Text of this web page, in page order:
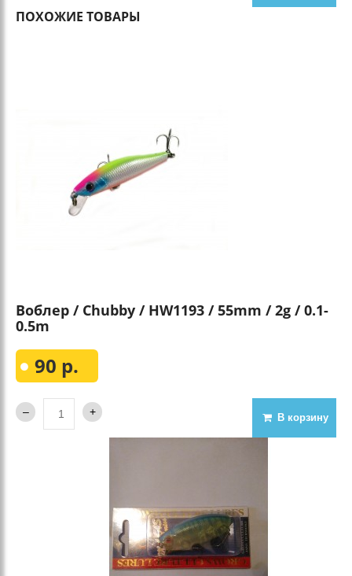
ПОХОЖИЕ ТОВАРЫ
Воблер / Chubby / HW1193 / 55mm / 2g / 0.1-
0.5m
90 р.
В корзину